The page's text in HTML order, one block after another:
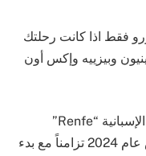
الحصول على تذكرة بقيمة 9 يورو فقط اذا كانت رحلتك
وبيزييه وإكس أون
ويُشار إلى أن السكك الحديدية الوطنية الإسبانية “Renfe”
تخططُ لإطلاق رحلات اخرى إلى باريس عام 2024 تزامناً مع بدء